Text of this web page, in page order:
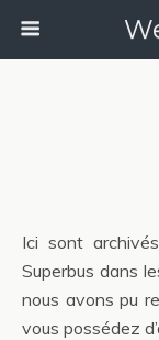
Ici sont
Superbus dans
nous avons pu
vous possédez